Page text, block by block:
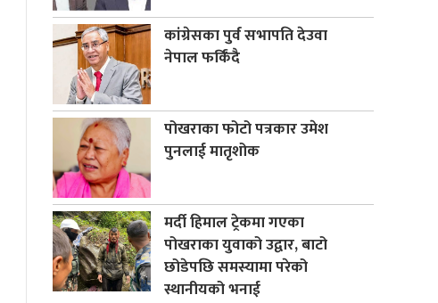
कांग्रेसका पुर्व सभापति देउवा
नेपाल फर्किंदै
पोखराका फोटो पत्रकार उमेश
पुनलाई मातृशोक
मर्दी हिमाल ट्रेकमा गएका
पोखराका युवाको उद्वार, बाटो
छोडेपछि समस्यामा परेको
स्थानीयको भनाई